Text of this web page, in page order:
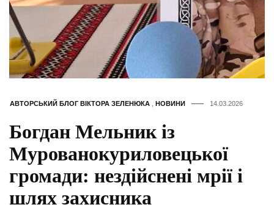
АВТОРСЬКИЙ БЛОГ ВІКТОРА ЗЕЛЕНЮКА НОВИНИ 14.03.2026
Богдан Мельник із
Мурованокуриловецької
громади: нездійснені мрії і
шлях захисника